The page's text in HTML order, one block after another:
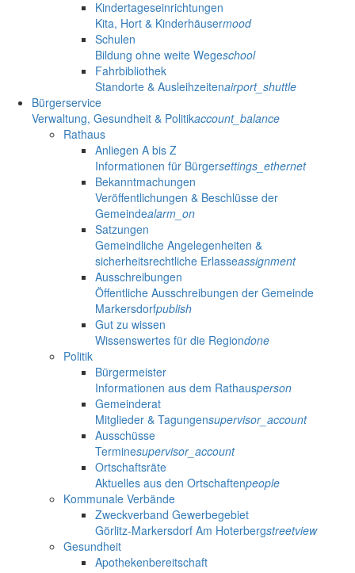
Kindertageseinrichtungen
Kita, Hort & Kinderhäusermood
Schulen
Bildung ohne weite Wegeschool
Fahrbibliothek
Standorte & Ausleihzeitenairport_shuttle
Bürgerservice
Verwaltung, Gesundheit & Politikaccount_balance
Rathaus
Anliegen A bis Z
Informationen für Bürgersettings_ethernet
Bekanntmachungen
Veröffentlichungen & Beschlüsse der
Gemeindealarm_on
Satzungen
Gemeindliche Angelegenheiten &
sicherheitsrechtliche Erlasseassignment
Ausschreibungen
Öffentliche Ausschreibungen der Gemeinde
Markersdorfpublish
Gut zu wissen
Wissenswertes für die Regiondone
Politik
Bürgermeister
Informationen aus dem Rathausperson
Gemeinderat
Mitglieder & Tagungensupervisor_account
Ausschüsse
Terminesupervisor_account
Ortschaftsräte
Aktuelles aus den Ortschaftenpeople
Kommunale Verbände
Zweckverband Gewerbegebiet
Görlitz-Markersdorf Am Hoterbergstreetview
Gesundheit
Apothekenbereitschaft